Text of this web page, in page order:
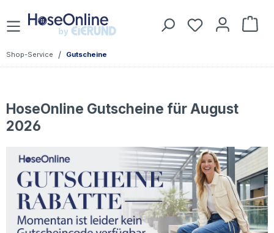
Zum Hauptinhalt springen Du hast 0
Shop-Service / Gutscheine
HoseOnline Gutscheine für August
2026